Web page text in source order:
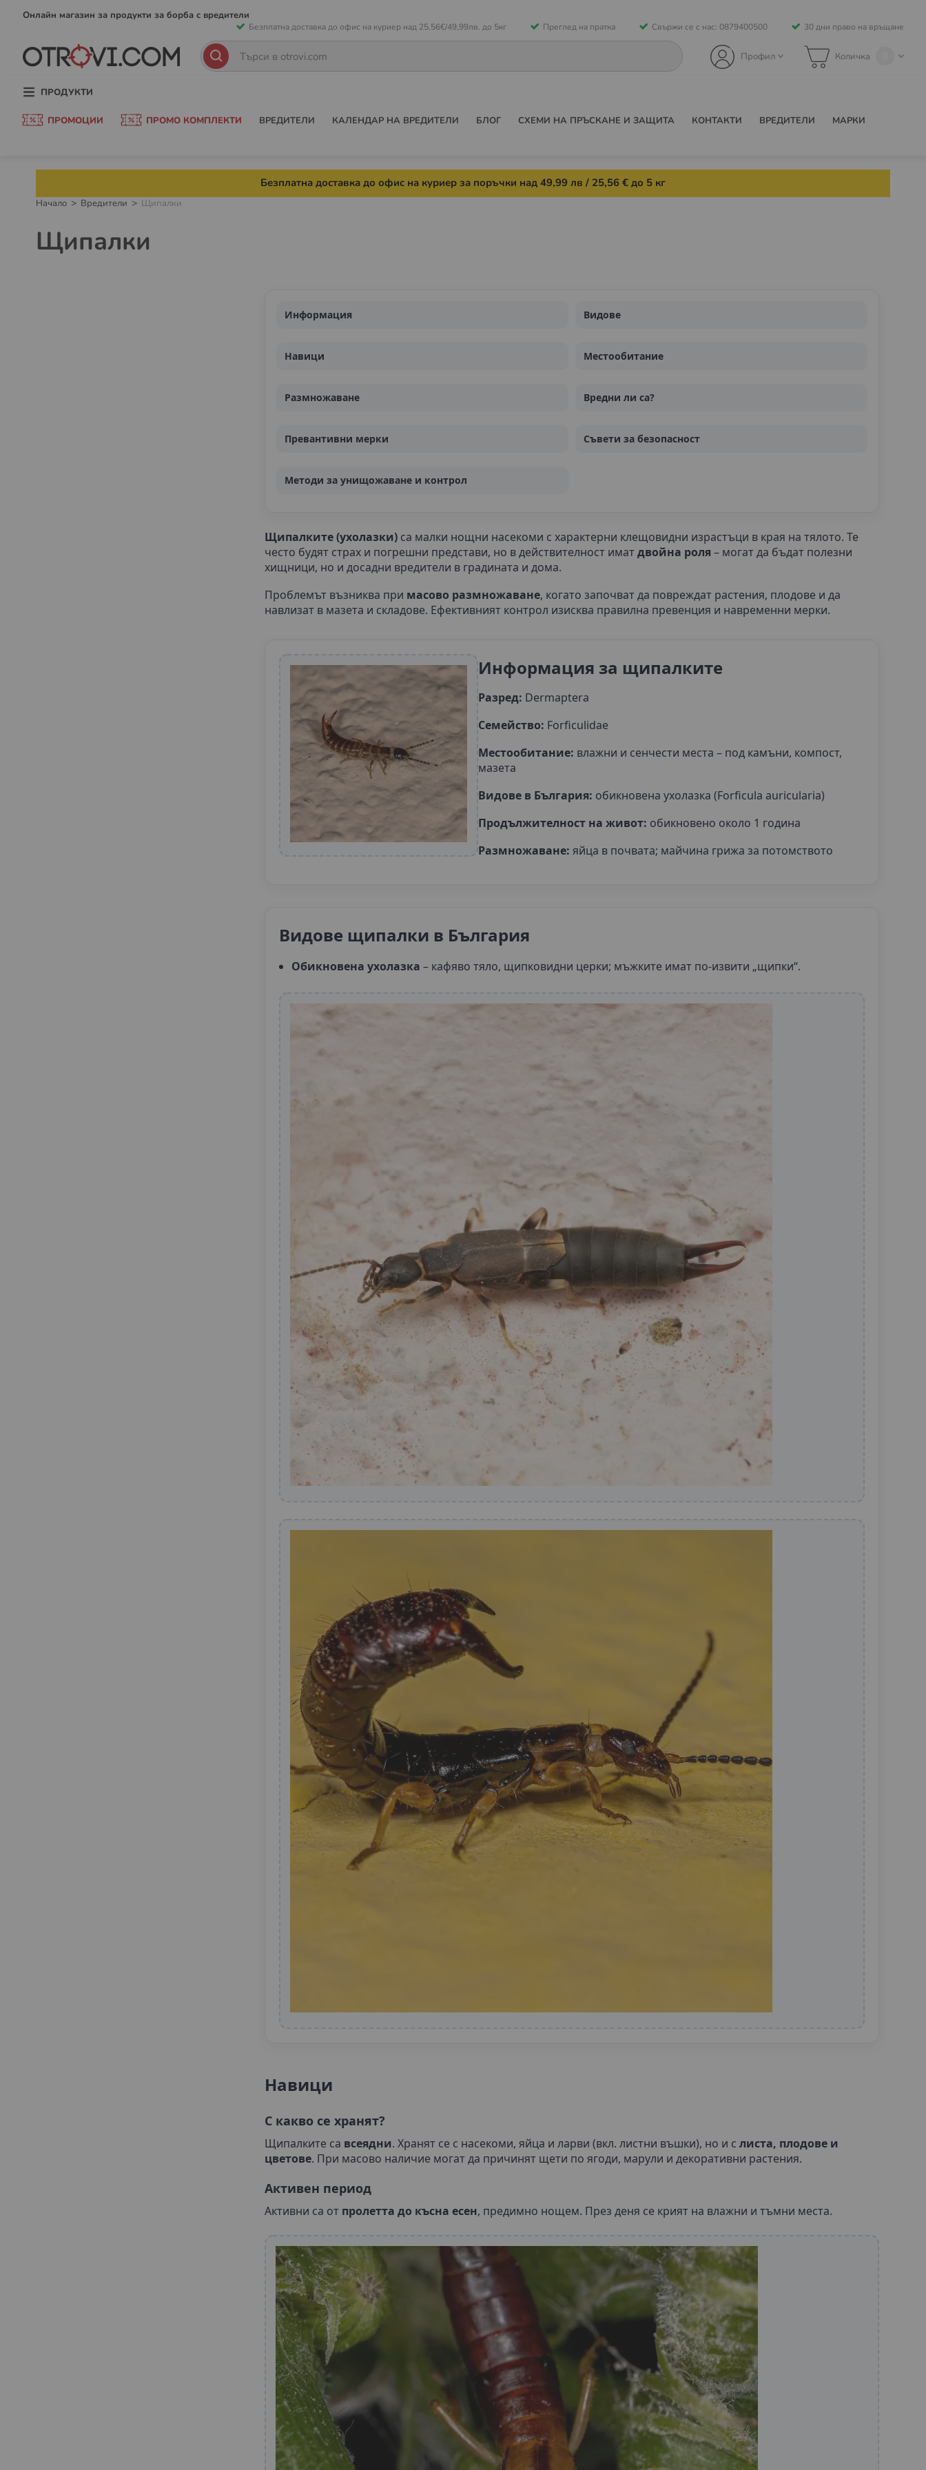
Онлайн магазин за продукти за борба с вредители
Безплатна доставка до офис на куриер над 25,56€/49,99лв. до 5кг Преглед на пратка Свържи се с нас: 0879400500 30 дни право на връщане
към
съдържанието
Количка
Профил
ТърсенеТърсене
ПРОДУКТИ
ПРОМОЦИИ ПРОМО КОМПЛЕКТИ ВРЕДИТЕЛИ КАЛЕНДАР НА ВРЕДИТЕЛИ БЛОГ СХЕМИ НА ПРЪСКАНЕ И ЗАЩИТА КОНТАКТИ ВРЕДИТЕЛИ МАРКИ
Безплатна доставка до офис на куриер за поръчки над 49,99 лв / 25,56 € до 5 кг
Начало Вредители Щипалки
Щипалки
Информация Видове
Навици Местообитание
Размножаване Вредни ли са?
Превантивни мерки Съвети за безопасност
Методи за унищожаване и контрол
Щипалките (ухолазки) са малки нощни насекоми с характерни клещовидни израстъци в края на тялото. Те
често будят страх и погрешни представи, но в действителност иматдвойна роля– могат да бъдат полезни
хищници, но и досадни вредители в градината и дома.
Проблемът възниква при масово размножаване, когато започват да повреждат растения, плодове и да
навлизат в мазета и складове. Ефективният контрол изисква правилна превенция и навременни мерки.
Информация за щипалките
Разред: Dermaptera
Семейство: Forficulidae
Местообитание: влажни и сенчести места – под камъни, компост,
мазета
Видове в България: обикновена ухолазка (Forficula auricularia)
Продължителност на живот: обикновено около 1 година
Размножаване: яйца в почвата; майчина грижа за потомството
Видове щипалки в България
Обикновена ухолазка – кафяво тяло, щипковидни церки; мъжките имат по-извити „щипки“.
Навици
С какво се хранят?
Щипалките са всеядни. Хранят се с насекоми, яйца и ларви (вкл. листни въшки), но и слиста, плодове и
цветове. При масово наличие могат да причинят щети по ягоди, марули и декоративни растения.
Активен период
Активни са от пролетта до късна есен, предимно нощем. През деня се крият на влажни и тъмни места.